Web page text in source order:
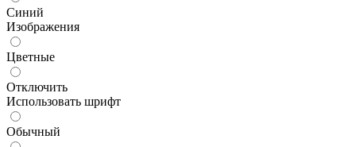
Синий
Изображения
Цветные
Отключить
Использовать шрифт
Обычный